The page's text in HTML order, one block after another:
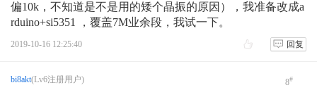
偏10k，不知道是不是用的矮个晶振的原因），我准备改成a
rduino+si5351 ，覆盖7M业余段，我试一下。
2019-10-16 12:25:40 回复
bi8akt(Lv6注册用户) 8#